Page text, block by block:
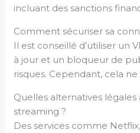
incluant des sanctions
Comment sécuriser sa
Il est conseillé d’utiliser un
à jour et un bloqueur de
risques. Cependant, cela
Quelles alternatives légales
streaming ?
Des services comme